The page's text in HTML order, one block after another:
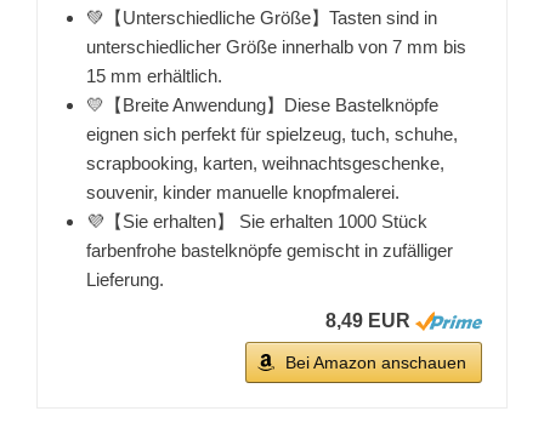
💚【Unterschiedliche Größe】Tasten sind in
unterschiedlicher Größe innerhalb von 7 mm bis
15 mm erhältlich.
💛【Breite Anwendung】Diese Bastelknöpfe
eignen sich perfekt für spielzeug, tuch, schuhe,
scrapbooking, karten, weihnachtsgeschenke,
souvenir, kinder manuelle knopfmalerei.
💜【Sie erhalten】 Sie erhalten 1000 Stück
farbenfrohe bastelknöpfe gemischt in zufälliger
Lieferung.
8,49 EUR
Bei Amazon anschauen